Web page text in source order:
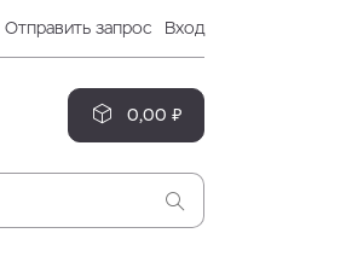
Отправить запрос Вход
0,00 ₽